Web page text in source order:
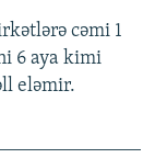
cəmi 1
6 aya kimi
eləmir.